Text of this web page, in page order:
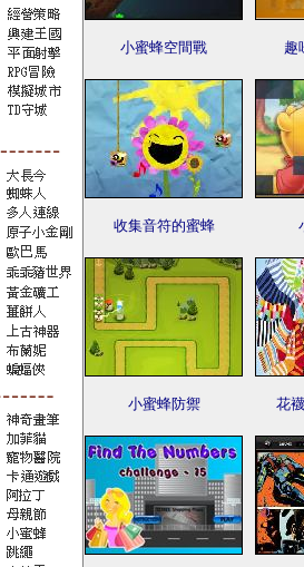
小蜜蜂空間戰 趣
收集音符的蜜蜂
小蜜蜂防禦 花